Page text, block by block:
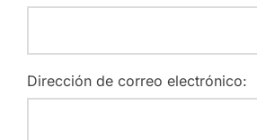
Dirección de correo electrónico: